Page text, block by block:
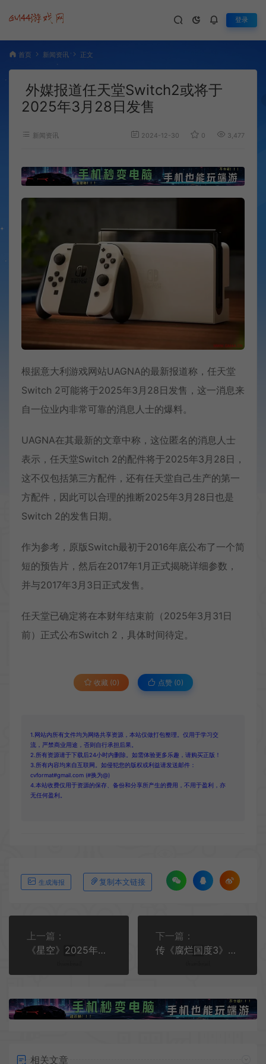
登录
首页 新闻资讯 正文
外媒报道任天堂Switch2或将于
2025年3月28日发售
新闻资讯 2024-12-30 0 3,477
根据意大利游戏网站UAGNA的最新报道称，任天堂
Switch 2可能将于2025年3月28日发售，这一消息来
自一位业内非常可靠的消息人士的爆料。
UAGNA在其最新的文章中称，这位匿名的消息人士
表示，任天堂Switch 2的配件将于2025年3月28日，
这不仅包括第三方配件，还有任天堂自己生产的第一
方配件，因此可以合理的推断2025年3月28日也是
Switch 2的发售日期。
作为参考，原版Switch最初于2016年底公布了一个简
短的预告片，然后在2017年1月正式揭晓详细参数，
并与2017年3月3日正式发售。
任天堂已确定将在本财年结束前（2025年3月31日
前）正式公布Switch 2，具体时间待定。
收藏 (0) 点赞 (0)
1.网站内所有文件均为网络共享资源，本站仅做打包整理。仅用于学习交
流，严禁商业用途，否则自行承担后果。
2.所有资源请于下载后24小时内删除。如需体验更多乐趣，请购买正版！
3.所有内容均来自互联网。如侵犯您的版权或利益请发送邮件：
cvformat#gmail.com (#换为@)
4.本站收费仅用于资源的保存、备份和分享所产生的费用，不用于盈利，亦
无任何盈利。
生成海报 复制本文链接
上一篇：
《星空》2025年将进行重大更新 修改游戏代码
下一篇：
传《腐烂国度3》推迟到2026年 因2025年竞争激烈
相关文章